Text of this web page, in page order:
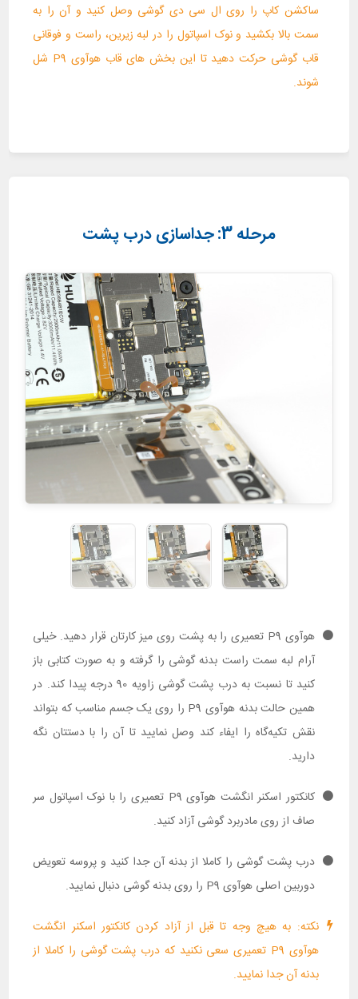
ساکشن کاپ را روی ال سی دی گوشی وصل کنید و آن را به
سمت بالا بکشید و نوک اسپاتول را در لبه زیرین، راست و فوقانی
قاب گوشی حرکت دهید تا این بخش های قاب هوآوی P9 شل
شوند.
مرحله 3: جداسازی درب پشت
هوآوی P9 تعمیری را به پشت روی میز کارتان قرار دهید. خیلی
آرام لبه سمت راست بدنه گوشی را گرفته و به صورت کتابی باز
کنید تا نسبت به درب پشت گوشی زاویه 90 درجه پیدا کند. در
همین حالت بدنه هوآوی P9 را روی یک جسم مناسب که بتواند
نقش تکیه‌گاه را ایفاء کند وصل نمایید تا آن را با دستتان نگه
دارید.
کانکتور اسکنر انگشت هوآوی P9 تعمیری را با نوک اسپاتول سر
صاف از روی مادربرد گوشی آزاد کنید.
درب پشت گوشی را کاملا از بدنه آن جدا کنید و پروسه تعویض
دوربین اصلی هوآوی P9 را روی بدنه گوشی دنبال نمایید.
نکته: به هیچ وجه تا قبل از آزاد کردن کانکتور اسکنر انگشت
هوآوی P9 تعمیری سعی نکنید که درب پشت گوشی را کاملا از
بدنه آن جدا نمایید.